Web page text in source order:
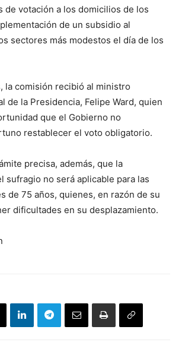
de votación a los domicilios de los
de un subsidio al
sectores más modestos el día de los
la comisión recibió al ministro
de la Presidencia, Felipe Ward, quien
que el Gobierno no
restablecer el voto obligatorio.
precisa, además, que la
sufragio no será aplicable para las
de 75 años, quienes, en razón de su
dificultades en su desplazamiento.